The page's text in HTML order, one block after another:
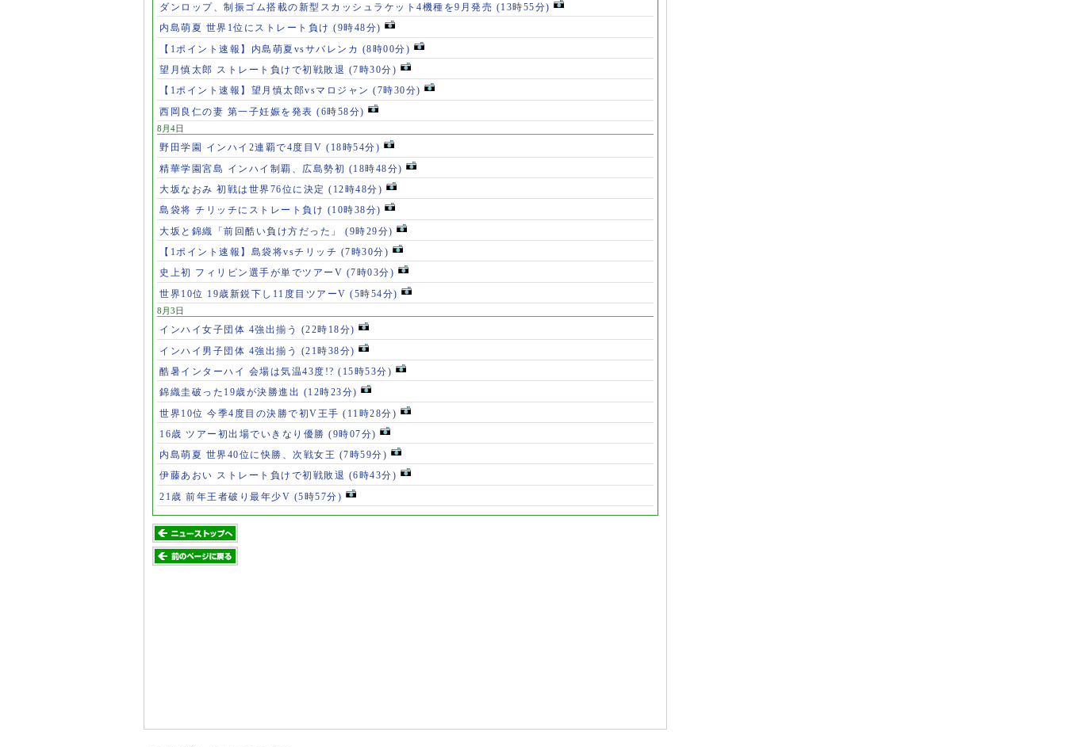
ダンロップ、制振ゴム搭載の新型スカッシュラケット4機種を9月発売 (13時55分)
内島萌夏 世界1位にストレート負け (9時48分)
【1ポイント速報】内島萌夏vsサバレンカ (8時00分)
望月慎太郎 ストレート負けで初戦敗退 (7時30分)
【1ポイント速報】望月慎太郎vsマロジャン (7時30分)
西岡良仁の妻 第一子妊娠を発表 (6時58分)
8月4日
野田学園 インハイ2連覇で4度目V (18時54分)
精華学園宮島 インハイ制覇、広島勢初 (18時48分)
大坂なおみ 初戦は世界76位に決定 (12時48分)
島袋将 チリッチにストレート負け (10時38分)
大坂と錦織「前回酷い負け方だった」 (9時29分)
【1ポイント速報】島袋将vsチリッチ (7時30分)
史上初 フィリピン選手が単でツアーV (7時03分)
世界10位 19歳新鋭下し11度目ツアーV (5時54分)
8月3日
インハイ女子団体 4強出揃う (22時18分)
インハイ男子団体 4強出揃う (21時38分)
酷暑インターハイ 会場は気温43度!? (15時53分)
錦織圭破った19歳が決勝進出 (12時23分)
世界10位 今季4度目の決勝で初V王手 (11時28分)
16歳 ツアー初出場でいきなり優勝 (9時07分)
内島萌夏 世界40位に快勝、次戦女王 (7時59分)
伊藤あおい ストレート負けで初戦敗退 (6時43分)
21歳 前年王者破り最年少V (5時57分)